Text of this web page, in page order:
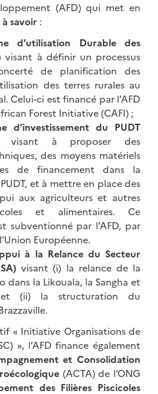
(AFD) qui met en
savoir :
d’utilisation Durable des
visant à définir un processus
de planification des
des terres rurales au
Celui-ci est financé par l’AFD
Forest Initiative (CAFI) ;
d’investissement du PUDT
visant à proposer des
des moyens matériels
de financement dans la
et à mettre en place des
aux agriculteurs et autres
et alimentaires. Ce
subventionné par l’AFD, par
Européenne.
à la Relance du Secteur
visant (i) la relance de la
dans la Likouala, la Sangha et
(ii) la structuration du
« Initiative Organisations de
», l’AFD finance également
et Consolidation
(ACTA) de l’ONG
des Filières Piscicoles